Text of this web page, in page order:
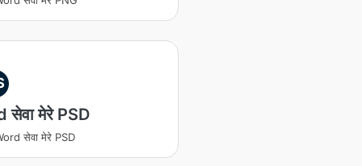
सेवा मेरे PSD
सेवा मेरे PSD